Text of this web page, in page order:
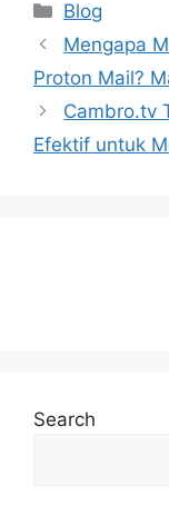
Categories
Blog
Mengapa
Proton Mail?
Cambro.tv
Efektif untuk
Search